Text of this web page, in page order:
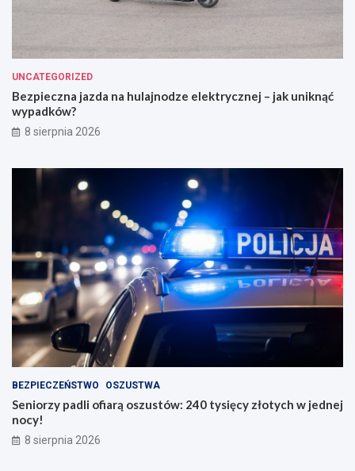
UNCATEGORIZED
Bezpieczna jazda na hulajnodze elektrycznej – jak uniknąć
wypadków?
8 sierpnia 2026
BEZPIECZEŃSTWO OSZUSTWA
Seniorzy padli ofiarą oszustów: 240 tysięcy złotych w jednej
nocy!
8 sierpnia 2026